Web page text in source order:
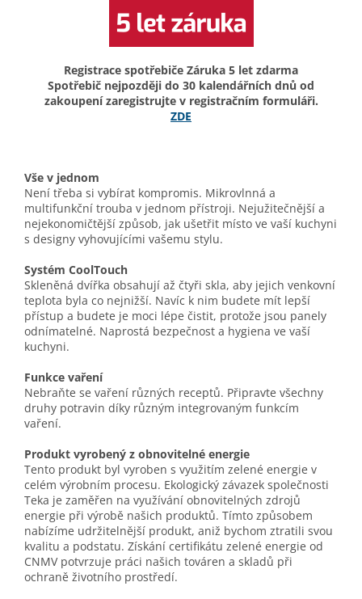
Registrace spotřebiče Záruka 5 let zdarma
Spotřebič nejpozději do 30 kalendářních dnů od
zakoupení zaregistrujte v registračním formuláři.
ZDE
Vše v jednom
Není třeba si vybírat kompromis. Mikrovlnná a
multifunkční trouba v jednom přístroji. Nejužitečnější a
nejekonomičtější způsob, jak ušetřit místo ve vaší kuchyni
s designy vyhovujícími vašemu stylu.
Systém CoolTouch
Skleněná dvířka obsahují až čtyři skla, aby jejich venkovní
teplota byla co nejnižší. Navíc k nim budete mít lepší
přístup a budete je moci lépe čistit, protože jsou panely
odnímatelné. Naprostá bezpečnost a hygiena ve vaší
kuchyni.
Funkce vaření
Nebraňte se vaření různých receptů. Připravte všechny
druhy potravin díky různým integrovaným funkcím
vaření.
Produkt vyrobený z obnovitelné energie
Tento produkt byl vyroben s využitím zelené energie v
celém výrobním procesu. Ekologický závazek společnosti
Teka je zaměřen na využívání obnovitelných zdrojů
energie při výrobě našich produktů. Tímto způsobem
nabízíme udržitelnější produkt, aniž bychom ztratili svou
kvalitu a podstatu. Získání certifikátu zelené energie od
CNMV potvrzuje práci našich továren a skladů při
ochraně životního prostředí.